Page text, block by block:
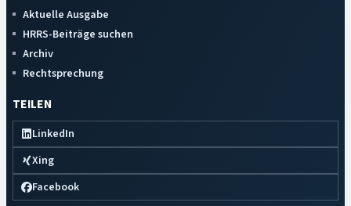
Aktuelle Ausgabe
HRRS-Beiträge suchen
Archiv
Rechtsprechung
TEILEN
LinkedIn
Xing
Facebook